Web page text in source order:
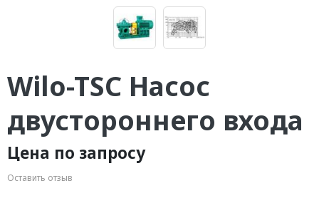
Wilo-TSC Насос
двустороннего входа
Цена по запросу
Оставить отзыв